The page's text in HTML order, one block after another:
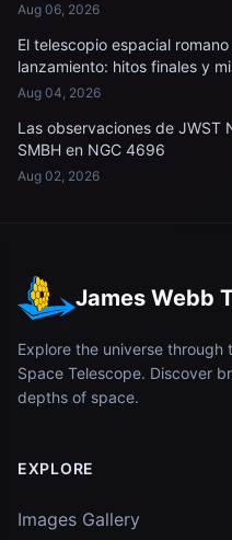
Aug 06, 2026
El telescopio espacial
lanzamiento: hitos finales y
Aug 04, 2026
Las observaciones de JWST
SMBH en NGC 4696
Aug 02, 2026
James Webb
Explore the universe through
Space Telescope. Discover
depths of space.
EXPLORE
Images Gallery